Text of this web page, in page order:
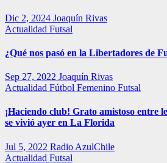
Dic 2, 2024 Joaquín Rivas
Actualidad Futsal
¿Qué nos pasó en la Libertadores de
Sep 27, 2022 Joaquín Rivas
Actualidad Fútbol Femenino Futsal
¡Haciendo club! Grato amistoso entre
se vivió ayer en La Florida
Jul 5, 2022 Radio AzulChile
Actualidad Futsal